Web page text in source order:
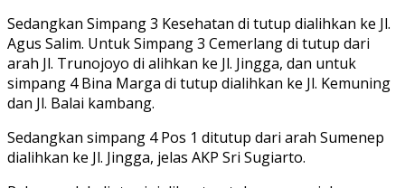
Sedangkan Simpang 3 Kesehatan di tutup dialihkan ke Jl.
Agus Salim. Untuk Simpang 3 Cemerlang di tutup dari
arah Jl. Trunojoyo di alihkan ke Jl. Jingga, dan untuk
simpang 4 Bina Marga di tutup dialihkan ke Jl. Kemuning
dan Jl. Balai kambang.
Sedangkan simpang 4 Pos 1 ditutup dari arah Sumenep
dialihkan ke Jl. Jingga, jelas AKP Sri Sugiarto.